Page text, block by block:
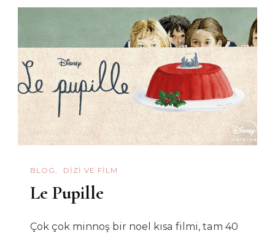
BLOG DIZI VE FILM
Le Pupille
Çok çok minnoş bir noel kısa filmi, tam 40